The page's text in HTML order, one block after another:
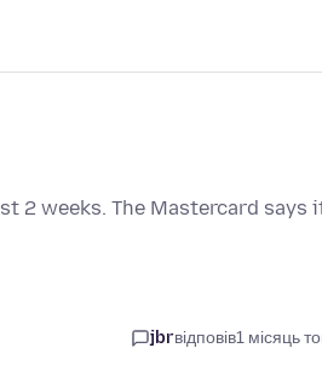
2 weeks. The Mastercard says
jbrвідповів1 місяць